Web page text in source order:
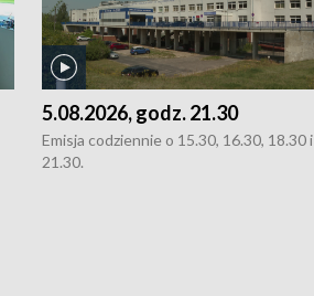
5.08.2026, godz. 21.30
Emisja codziennie o 15.30, 16.30, 18.30 i
21.30.